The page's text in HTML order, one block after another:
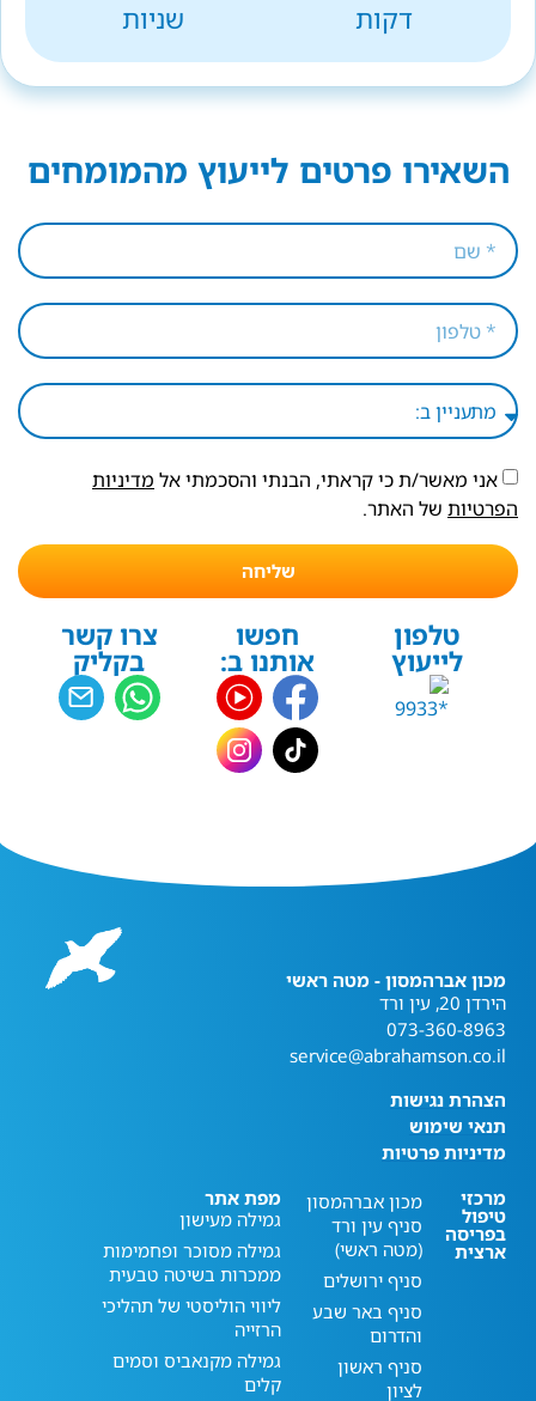
דקות
שניות
השאירו פרטים לייעוץ מהמומחים
אני מאשר/ת כי קראתי, הבנתי והסכמתי אל מדיניות
הפרטיות של האתר.
שליחה
טלפון
לייעוץ
חפשו
אותנו ב:
צרו קשר
בקליק
מכון אברהמסון - מטה ראשי
הירדן 20, עין ורד
073-360-8963
service@abrahamson.co.il
הצהרת נגישות
תנאי שימוש
מדיניות פרטיות
מרכזי
טיפול
בפריסה
ארצית
מכון אברהמסון
סניף עין ורד
(מטה ראשי)
סניף ירושלים
סניף באר שבע
והדרום
סניף ראשון
לציון
מפת אתר
גמילה מעישון
גמילה מסוכר ופחמימות
ממכרות בשיטה טבעית
ליווי הוליסטי של תהליכי
הרזייה
גמילה מקנאביס וסמים
קלים